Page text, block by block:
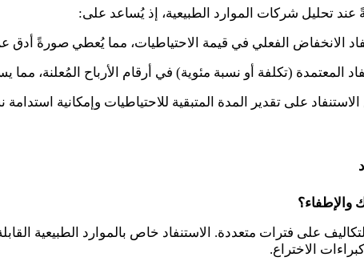
تحليل شركات الموارد الطبيعية، إذ يُساعد على:
الانخفاض الفعلي في قيمة الاحتياطيات، مما يُعطي صورةً أدق
المعتمدة (تكلفة أو نسبة مئوية) في أرقام الأرباح المُعلنة،
الاستنفاد على تقدير المدة المتبقية للاحتياطيات وإمكانية
والإطفاء؟
على فترات متعددة. الاستنفاد خاص بالموارد الطبيعية
الاختراع.